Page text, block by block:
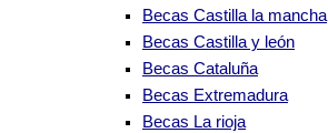
Becas Castilla la mancha
Becas Castilla y león
Becas Cataluña
Becas Extremadura
Becas La rioja